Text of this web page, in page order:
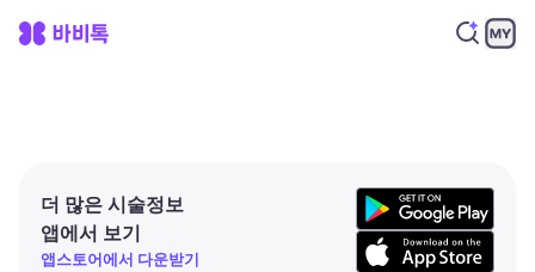
더 많은 시술정보
앱에서 보기
앱스토어에서 다운받기